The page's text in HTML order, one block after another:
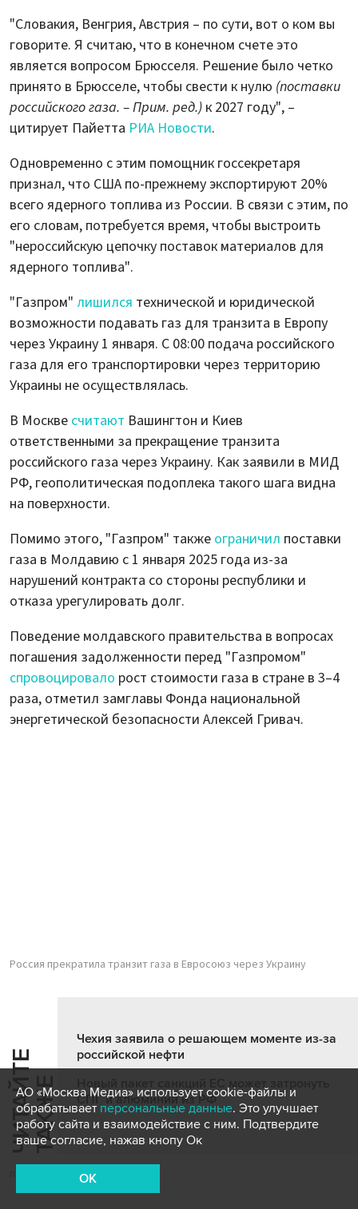
"Словакия, Венгрия, Австрия – по сути, вот о ком вы
говорите. Я считаю, что в конечном счете это
является вопросом Брюсселя. Решение было четко
принято в Брюсселе, чтобы свести к нулю (поставки
российского газа. – Прим. ред.) к 2027 году", –
цитирует Пайетта РИА Новости.
Одновременно с этим помощник госсекретаря
признал, что США по-прежнему экспортируют 20%
всего ядерного топлива из России. В связи с этим, по
его словам, потребуется время, чтобы выстроить
"нероссийскую цепочку поставок материалов для
ядерного топлива".
"Газпром" лишился технической и юридической
возможности подавать газ для транзита в Европу
через Украину 1 января. С 08:00 подача российского
газа для его транспортировки через территорию
Украины не осуществлялась.
В Москве считают Вашингтон и Киев
ответственными за прекращение транзита
российского газа через Украину. Как заявили в МИД
РФ, геополитическая подоплека такого шага видна
на поверхности.
Помимо этого, "Газпром" также ограничил поставки
газа в Молдавию с 1 января 2025 года из-за
нарушений контракта со стороны республики и
отказа урегулировать долг.
Поведение молдавского правительства в вопросах
погашения задолженности перед "Газпромом"
спровоцировало рост стоимости газа в стране в 3–4
раза, отметил замглавы Фонда национальной
энергетической безопасности Алексей Гривач.
Россия прекратила транзит газа в Евросоюз через Украину
Ч
И
Т
АЙ
Т
Е
Т
А
К
ЖЕ
Чехия заявила о решающем моменте из-за
российской нефти
СПГ и алюминий из РФ
АО «Москва Медиа» использует cookie-файлы и
обрабатывает персональные данные. Это улучшает
работу сайта и взаимодействие с ним. Подтвердите
ваше согласие, нажав кнопу Ок
OK